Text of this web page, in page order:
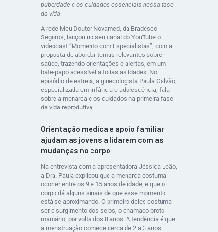
puberdade e os cuidados essenciais nessa fase
da vida
A rede Meu Doutor Novamed, da Bradesco
Seguros, lançou no seu canal do YouTube o
videocast “Momento com Especialistas”, com a
proposta de abordar temas relevantes sobre
saúde, trazendo orientações e alertas, em um
bate-papo acessível a todas as idades. No
episódio de estreia, a ginecologista Paula Galvão,
especializada em infância e adolescência, fala
sobre a menarca e os cuidados na primeira fase
da vida reprodutiva.
Orientação médica e apoio familiar
ajudam as jovens a lidarem com as
mudanças no corpo
Na entrevista com a apresentadora Jéssica Leão,
a Dra. Paula explicou que a menarca costuma
ocorrer entre os 9 e 15 anos de idade, e que o
corpo dá alguns sinais de que esse momento
está se aproximando. O primeiro deles costuma
ser o surgimento dos seios, o chamado broto
mamário, por volta dos 8 anos. A tendência é que
a menstruação comece cerca de 2 a 3 anos